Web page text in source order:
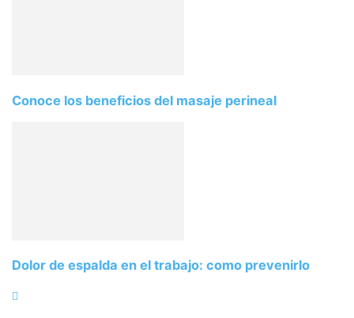
Conoce los beneficios del masaje perineal
Dolor de espalda en el trabajo: como prevenirlo